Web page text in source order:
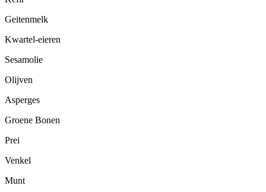
Geitenmelk
Kwartel-eieren
Sesamolie
Olijven
Asperges
Groene Bonen
Prei
Venkel
Munt